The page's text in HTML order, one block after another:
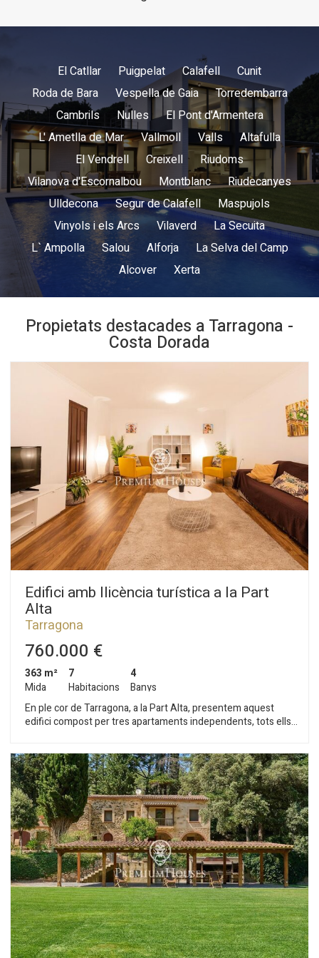
El Catllar Puigpelat Calafell
Cunit
Roda de Bara
Vespella de Gaia
Torredembarra
Cambrils
Nulles
El Pont d'Armentera
L' Ametlla de Mar
Vallmoll Valls
Altafulla
El Vendrell
Creixell
Riudoms
Vilanova d'Escornalbou
Montblanc
Riudecanyes
Ulldecona
Segur de Calafell
Maspujols
Vinyols i els Arcs
Vilaverd
La Secuita
L` Ampolla
Salou Alforja
La Selva del Camp
Alcover
Xerta
Propietats destacades a Tarragona -
Costa Dorada
Edifici amb llicència turística a la Part
Alta
Tarragona
760.000 €
363 m²
Mida
7
Habitacions
4
Banys
En ple cor de Tarragona, a la Part Alta, presentem aquest
edifici compost per tres apartaments independents, tots ells
per a dos vehicles. L'immoble es distribueix en quatre plantes.
La planta baixa disposa de dues places de garatge i un lavabo
de cortesia. A la primera planta trobem l'apartament de mes
gran. La zona de dia compta amb un ampli saló, un menjador
amb balcó i cuina. La zona de nit disposa de dues habitacions
dobles, totes dues amb balcó, una habitació individual i un
bany complet. A la segona planta trobem un apartament
compost per saló-menjador, cuina, dues habitacions dobles i
un bany complet. Tant el saló com les habitacions disposen de
balcó. La tercera planta conté un apartament reformat amb
saló-menjador amb balcó, cuina, dues habitacions dobles amb
balcó i un bany complet. La quarta planta presenta una doble
terrassa amb vista a la catedral. La Part Alta és el centre
històric de Tarragona i un dels barris amb més personalitat de
la ciutat. Es troba a la zona més elevada de l'antiga Tarraco
Guardar configuració Acceptar totes